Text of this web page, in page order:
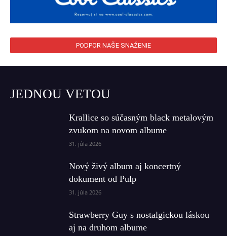
PODPOR NAŠE SNAŽENIE
JEDNOU VETOU
Krallice so súčasným black metalovým
zvukom na novom albume
31. júla 2026
Nový živý album aj koncertný
dokument od Pulp
31. júla 2026
Strawberry Guy s nostalgickou láskou
aj na druhom albume